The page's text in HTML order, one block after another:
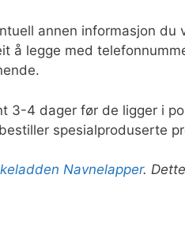
annen informasjon du
å legge med
3-4 dager før de ligger i
spesialproduserte
Navnelapper.